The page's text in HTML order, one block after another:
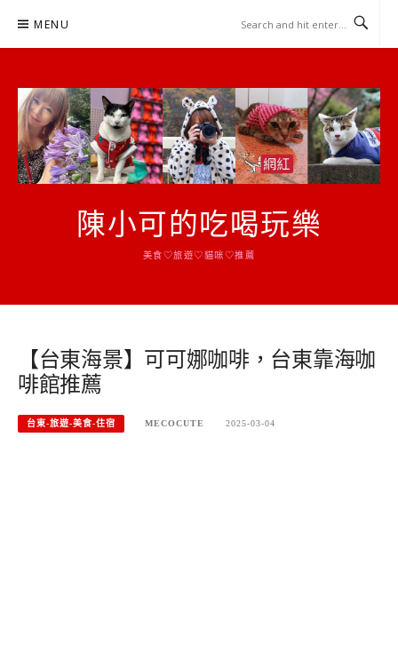
MENU
陳小可的吃喝玩樂
美食♡旅遊♡貓咪♡推薦
【台東海景】可可娜咖啡，台東靠海咖
啡館推薦
台東-旅遊-美食-住宿 MECOCUTE 2025-03-04